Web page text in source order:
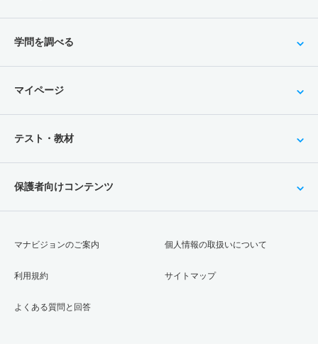
学問を調べる
マイページ
テスト・教材
保護者向けコンテンツ
マナビジョンのご案内
利用規約
よくある質問と回答
個人情報の取扱いについて
サイトマップ